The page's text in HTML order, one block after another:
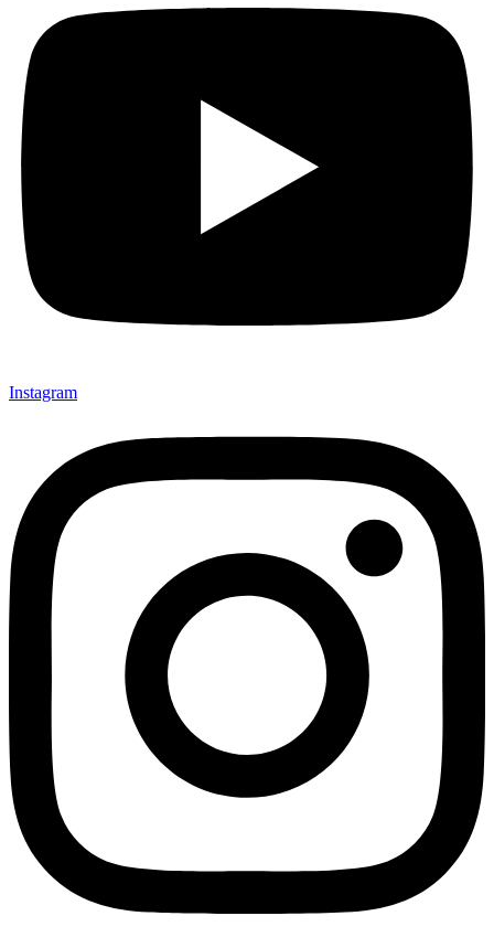
Instagram